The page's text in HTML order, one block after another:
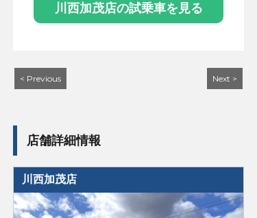
川西加茂店の試乗車を見る
< Previous Next >
店舗詳細情報
川西加茂店